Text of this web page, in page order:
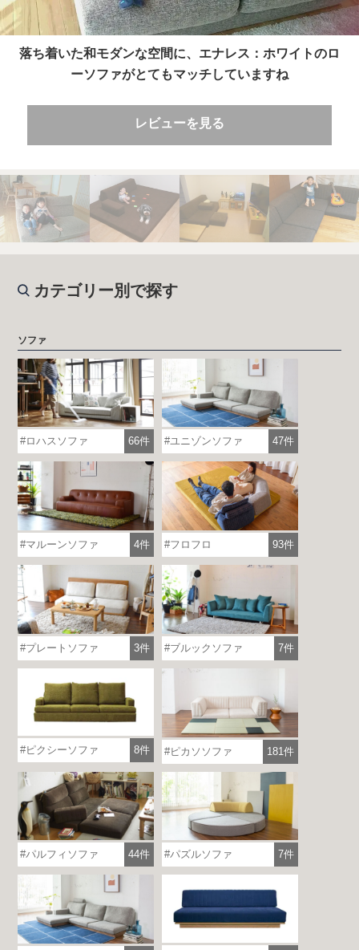
落ち着いた和モダンな空間に、エナレス：ホワイトのロ
ーソファがとてもマッチしていますね
レビューを見る
カテゴリー別で探す
ソファ
ロハスソファ 66件 ユニゾンソファ 47件
マルーンソファ 4件 フロフロ 93件
プレートソファ 3件 ブルックソファ 7件
ピクシーソファ 8件 ピカソソファ 181件
パルフィソファ 44件 パズルソファ 7件